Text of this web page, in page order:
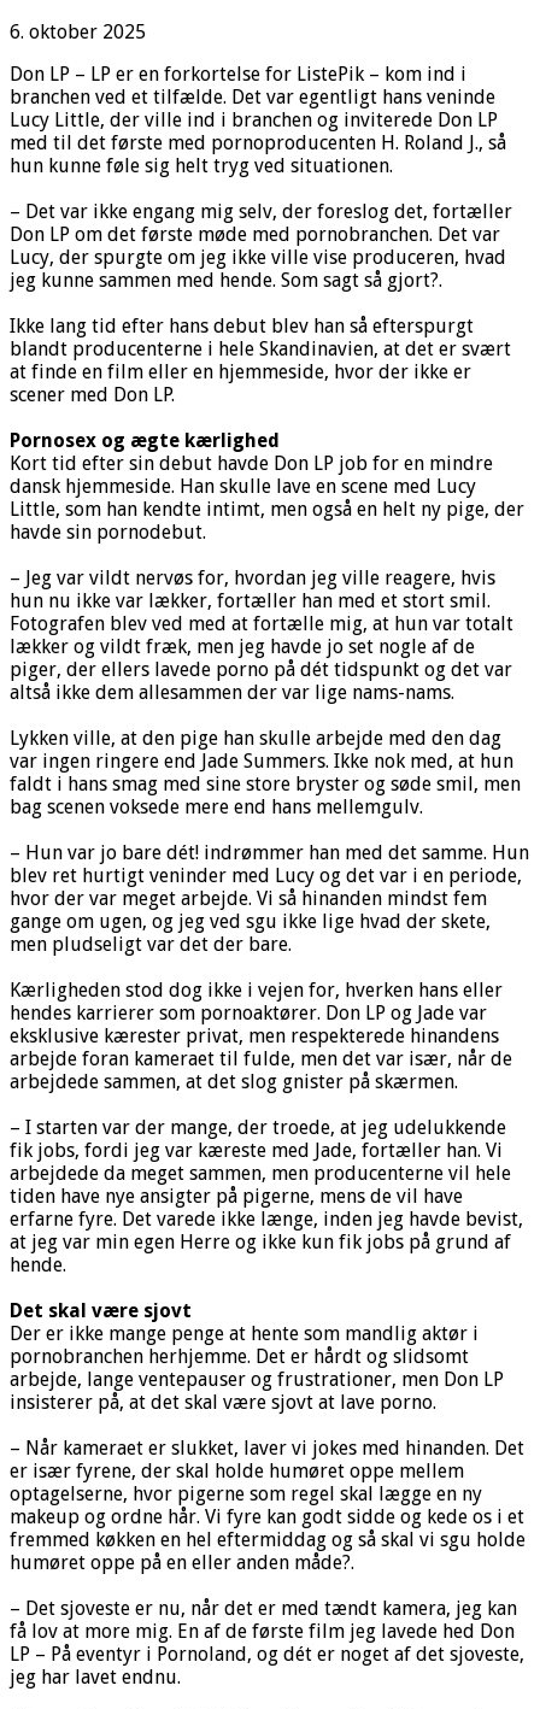
6. oktober 2025
Don LP – LP er en forkortelse for ListePik – kom ind i
branchen ved et tilfælde. Det var egentligt hans veninde
Lucy Little, der ville ind i branchen og inviterede Don LP
med til det første med pornoproducenten H. Roland J., så
hun kunne føle sig helt tryg ved situationen.
– Det var ikke engang mig selv, der foreslog det, fortæller
Don LP om det første møde med pornobranchen. Det var
Lucy, der spurgte om jeg ikke ville vise produceren, hvad
jeg kunne sammen med hende. Som sagt så gjort?.
Ikke lang tid efter hans debut blev han så efterspurgt
blandt producenterne i hele Skandinavien, at det er svært
at finde en film eller en hjemmeside, hvor der ikke er
scener med Don LP.
Pornosex og ægte kærlighed
Kort tid efter sin debut havde Don LP job for en mindre
dansk hjemmeside. Han skulle lave en scene med Lucy
Little, som han kendte intimt, men også en helt ny pige, der
havde sin pornodebut.
– Jeg var vildt nervøs for, hvordan jeg ville reagere, hvis
hun nu ikke var lækker, fortæller han med et stort smil.
Fotografen blev ved med at fortælle mig, at hun var totalt
lækker og vildt fræk, men jeg havde jo set nogle af de
piger, der ellers lavede porno på dét tidspunkt og det var
altså ikke dem allesammen der var lige nams-nams.
Lykken ville, at den pige han skulle arbejde med den dag
var ingen ringere end Jade Summers. Ikke nok med, at hun
faldt i hans smag med sine store bryster og søde smil, men
bag scenen voksede mere end hans mellemgulv.
– Hun var jo bare dét! indrømmer han med det samme. Hun
blev ret hurtigt veninder med Lucy og det var i en periode,
hvor der var meget arbejde. Vi så hinanden mindst fem
gange om ugen, og jeg ved sgu ikke lige hvad der skete,
men pludseligt var det der bare.
Kærligheden stod dog ikke i vejen for, hverken hans eller
hendes karrierer som pornoaktører. Don LP og Jade var
eksklusive kærester privat, men respekterede hinandens
arbejde foran kameraet til fulde, men det var især, når de
arbejdede sammen, at det slog gnister på skærmen.
– I starten var der mange, der troede, at jeg udelukkende
fik jobs, fordi jeg var kæreste med Jade, fortæller han. Vi
arbejdede da meget sammen, men producenterne vil hele
tiden have nye ansigter på pigerne, mens de vil have
erfarne fyre. Det varede ikke længe, inden jeg havde bevist,
at jeg var min egen Herre og ikke kun fik jobs på grund af
hende.
Det skal være sjovt
Der er ikke mange penge at hente som mandlig aktør i
pornobranchen herhjemme. Det er hårdt og slidsomt
arbejde, lange ventepauser og frustrationer, men Don LP
insisterer på, at det skal være sjovt at lave porno.
– Når kameraet er slukket, laver vi jokes med hinanden. Det
er især fyrene, der skal holde humøret oppe mellem
optagelserne, hvor pigerne som regel skal lægge en ny
makeup og ordne hår. Vi fyre kan godt sidde og kede os i et
fremmed køkken en hel eftermiddag og så skal vi sgu holde
humøret oppe på en eller anden måde?.
– Det sjoveste er nu, når det er med tændt kamera, jeg kan
få lov at more mig. En af de første film jeg lavede hed Don
LP – På eventyr i Pornoland, og dét er noget af det sjoveste,
jeg har lavet endnu.